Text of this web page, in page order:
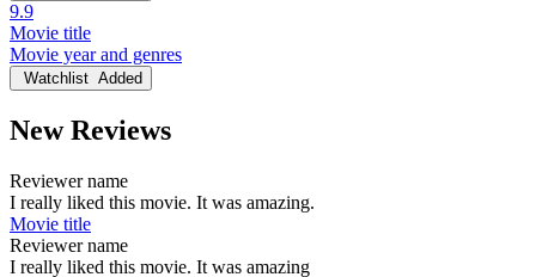
9.9
Movie title
Movie year and genres
Watchlist Added
New Reviews
Reviewer name
I really liked this movie. It was amazing.
Movie title
Reviewer name
I really liked this movie. It was amazing